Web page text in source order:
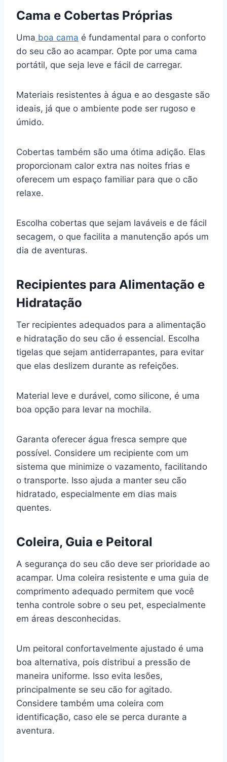
Cama e Cobertas Próprias
Uma boa cama é fundamental para o conforto
do seu cão ao acampar. Opte por uma cama
portátil, que seja leve e fácil de carregar.
Materiais resistentes à água e ao desgaste são
ideais, já que o ambiente pode ser rugoso e
úmido.
Cobertas também são uma ótima adição. Elas
proporcionam calor extra nas noites frias e
oferecem um espaço familiar para que o cão
relaxe.
Escolha cobertas que sejam laváveis e de fácil
secagem, o que facilita a manutenção após um
dia de aventuras.
Recipientes para Alimentação e
Hidratação
Ter recipientes adequados para a alimentação
e hidratação do seu cão é essencial. Escolha
tigelas que sejam antiderrapantes, para evitar
que elas deslizem durante as refeições.
Material leve e durável, como silicone, é uma
boa opção para levar na mochila.
Garanta oferecer água fresca sempre que
possível. Considere um recipiente com um
sistema que minimize o vazamento, facilitando
o transporte. Isso ajuda a manter seu cão
hidratado, especialmente em dias mais
quentes.
Coleira, Guia e Peitoral
A segurança do seu cão deve ser prioridade ao
acampar. Uma coleira resistente e uma guia de
comprimento adequado permitem que você
tenha controle sobre o seu pet, especialmente
em áreas desconhecidas.
Um peitoral confortavelmente ajustado é uma
boa alternativa, pois distribui a pressão de
maneira uniforme. Isso evita lesões,
principalmente se seu cão for agitado.
Considere também uma coleira com
identificação, caso ele se perca durante a
aventura.